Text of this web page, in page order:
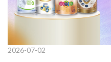
2026-07-02